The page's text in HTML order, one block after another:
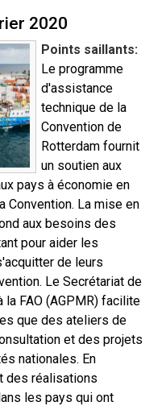
2020
Points saillants:
Le programme
d'assistance
technique de la
Convention de
Rotterdam fournit
un soutien aux
pays à économie en
Convention. La mise en
aux besoins des
pour aider les
de leurs
Le Secrétariat de
la FAO (AGPMR) facilite
que des ateliers de
et des projets
nationales. En
des réalisations
les pays qui ont